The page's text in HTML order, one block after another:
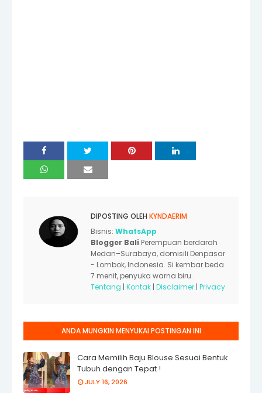
DIPOSTING OLEH KYNDAERIM
Bisnis: WhatsApp
Blogger Bali Perempuan berdarah
Medan–Surabaya, domisili Denpasar
- Lombok, Indonesia. Si kembar beda
7 menit, penyuka warna biru.
Tentang | Kontak | Disclaimer | Privacy
ANDA MUNGKIN MENYUKAI POSTINGAN INI
Cara Memilih Baju Blouse Sesuai Bentuk
Tubuh dengan Tepat !
JULY 16, 2026